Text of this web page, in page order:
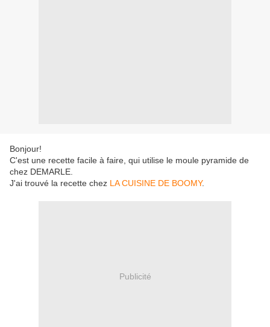
Bonjour!
C'est une recette facile à faire, qui utilise le moule pyramide de
chez DEMARLE.
J'ai trouvé la recette chez LA CUISINE DE BOOMY.
Publicité